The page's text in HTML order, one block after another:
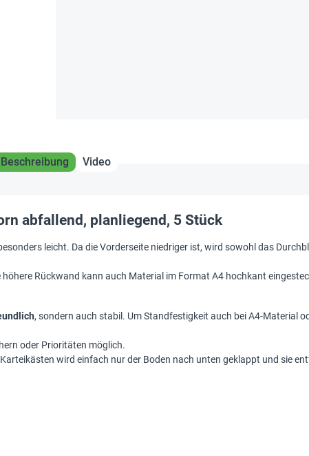
Beschreibung Video
abfallend, planliegend, 5 Stück
leicht. Da die Vorderseite niedriger ist, wird sowohl das
Rückwand kann auch Material im Format A4 hochkant
, sondern auch stabil. Um Standfestigkeit auch bei A4-Material
oder Prioritäten möglich.
wird einfach nur der Boden nach unten geklappt und sie